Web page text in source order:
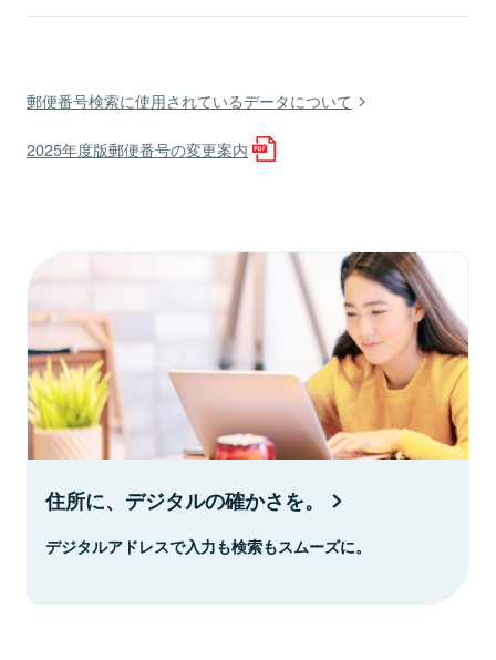
郵便番号検索に使用されているデータについて
2025年度版郵便番号の変更案内
住所に、デジタルの確かさを。
デジタルアドレスで入力も検索もスムーズに。